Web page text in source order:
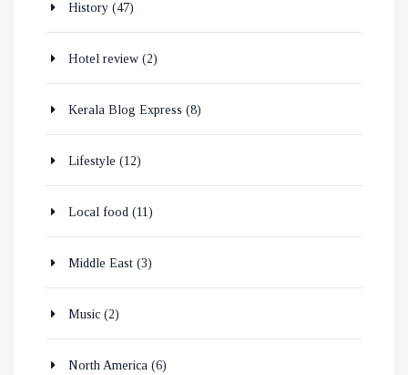
History (47)
Hotel review (2)
Kerala Blog Express (8)
Lifestyle (12)
Local food (11)
Middle East (3)
Music (2)
North America (6)